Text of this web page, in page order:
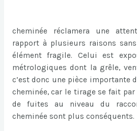
cheminée réclamera une
rapport à plusieurs raisons
élément fragile. Celui est
métrologiques dont la grêle,
c’est donc une pièce importante
cheminée, car le tirage se fait
de fuites au niveau du
cheminée sont plus conséquents.